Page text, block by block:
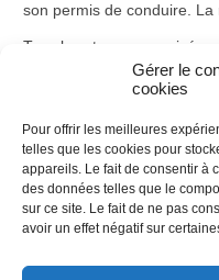
Gérer le
cookies
Pour offrir les meilleures
telles que les cookies pour
appareils. Le fait de consentir à
des données telles que le
sur ce site. Le fait de ne pas
avoir un effet négatif sur
son permis de conduire.
Tous les stages organisés
En savoir plus sur les
Déroulement des
Ils se déroulent sur deux
automobile et un
produits psychoactifs.